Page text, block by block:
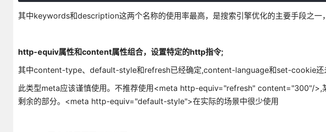
其中keywords和description这两个名称的使用率最高，是搜索引擎优化的主要手段之一
http-equiv属性和content属性组合，设置特定的http指令;
其中content-type、default-style和refresh已经确定,content-language和set-cookie还
此类型meta应该谨慎使用。不推荐使用<meta http-equiv="refresh" content="300"/>,
剩余的部分。<meta http-equiv="default-style">在实际的场景中很少使用